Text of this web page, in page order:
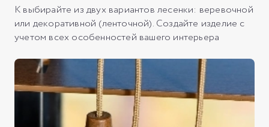
К выбирайте из двух вариантов лесенки: веревочной
или декоративной (ленточной). Создайте изделие с
учетом всех особенностей вашего интерьера